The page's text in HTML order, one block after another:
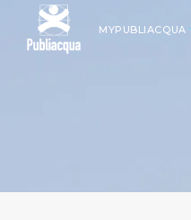
MYPUBLIACQUA